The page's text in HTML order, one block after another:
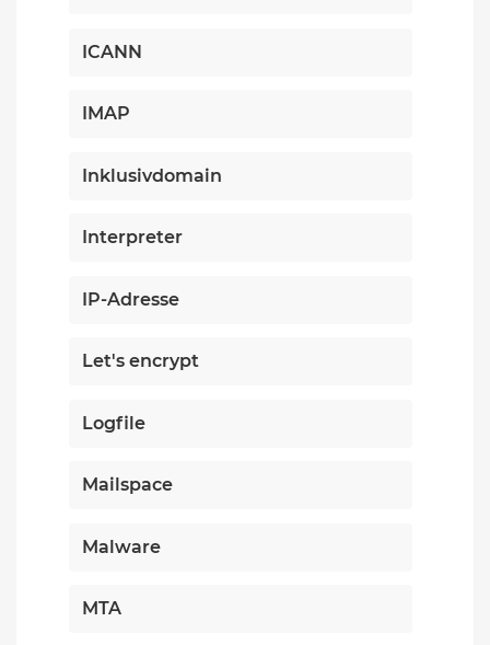
ICANN
IMAP
Inklusivdomain
Interpreter
IP-Adresse
Let's encrypt
Logfile
Mailspace
Malware
MTA